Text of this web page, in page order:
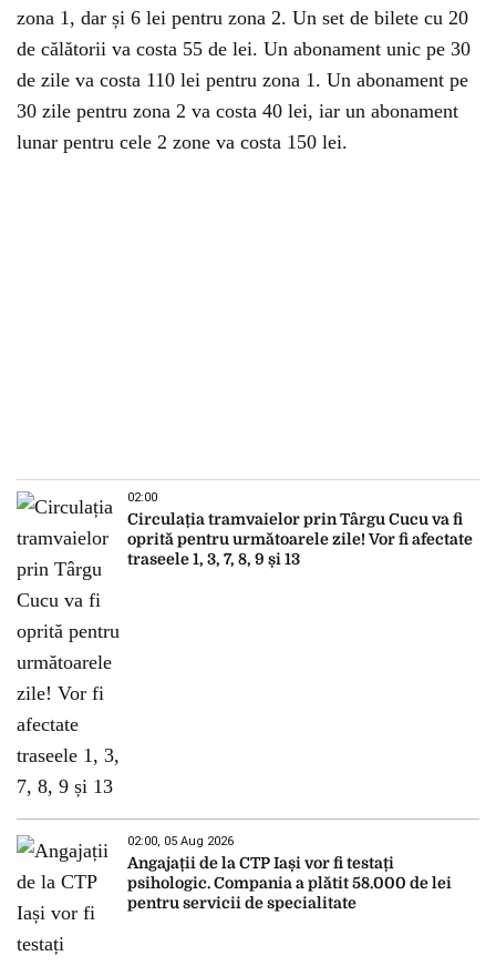
zona 1, dar și 6 lei pentru zona 2. Un set de bilete cu 20
de călătorii va costa 55 de lei. Un abonament unic pe 30
de zile va costa 110 lei pentru zona 1. Un abonament pe
30 zile pentru zona 2 va costa 40 lei, iar un abonament
lunar pentru cele 2 zone va costa 150 lei.
02:00
Circulația tramvaielor prin Târgu Cucu va fi
oprită pentru următoarele zile! Vor fi afectate
traseele 1, 3, 7, 8, 9 și 13
02:00, 05 Aug 2026
Angajații de la CTP Iași vor fi testați
psihologic. Compania a plătit 58.000 de lei
pentru servicii de specialitate